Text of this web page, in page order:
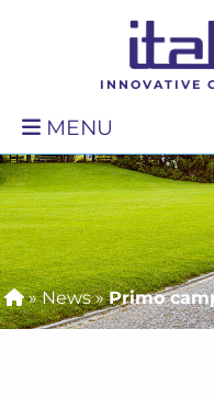
INNOVATIVE
MENU
»News»Primo